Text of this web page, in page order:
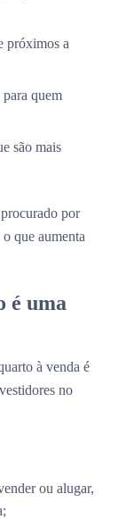
próximos a
quem
são mais
por
que aumenta
é uma
à venda é
no
ou alugar,